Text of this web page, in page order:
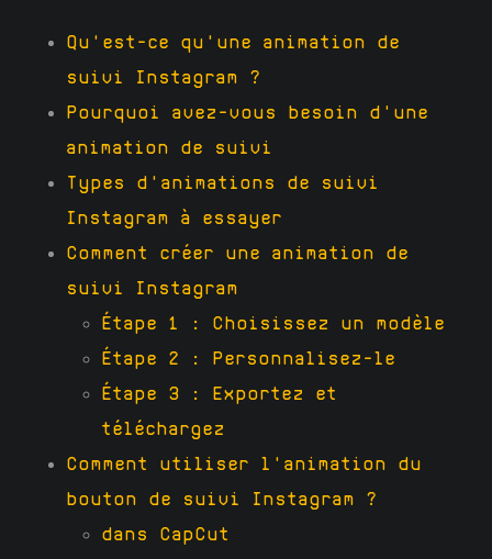
Qu'est-ce qu'une animation de
suivi Instagram ?
Pourquoi avez-vous besoin d'une
animation de suivi
Types d'animations de suivi
Instagram à essayer
Comment créer une animation de
suivi Instagram
Étape 1 : Choisissez un modèle
Étape 2 : Personnalisez-le
Étape 3 : Exportez et
téléchargez
Comment utiliser l'animation du
bouton de suivi Instagram ?
dans CapCut